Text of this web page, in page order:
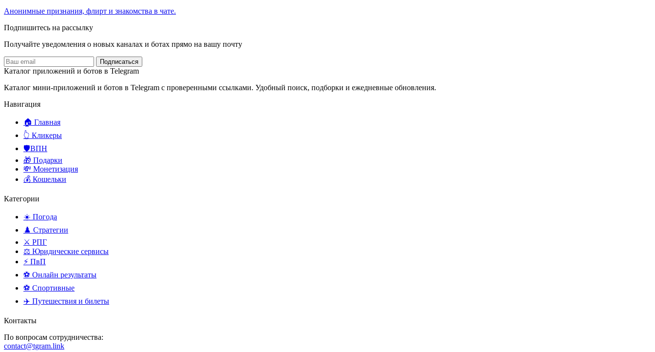
Анонимные признания, флирт и знакомства в чате.
Подпишитесь на рассылку
Получайте уведомления о новых каналах и ботаx прямо на вашу почту
Подписаться
Каталог приложений и ботов в Telegram
Каталог мини-приложений и ботов в Telegram с проверенными ссылками. Удобный поиск, подборки и ежедневные обновления.
Навигация
🏠 Главная
👆 Кликеры
🛡️ВПН
🎁 Подарки
💸 Монетизация
💰 Кошельки
Категории
☀️ Погода
♟️ Стратегии
⚔️ РПГ
⚖️ Юридические сервисы
⚡ ПвП
⚽ Онлайн результаты
⚽ Спортивные
✈️ Путешествия и билеты
Контакты
По вопросам сотрудничества:
contact@tgram.link